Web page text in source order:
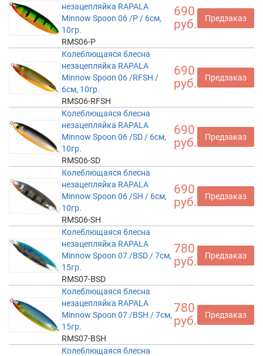
незацепляйка RAPALA
Minnow Spoon 06 /P / 6см,
10гр.
RMS06-P
690
руб.
Предзаказ
Колеблющаяся блесна
незацепляйка RAPALA
Minnow Spoon 06 /RFSH /
6см, 10гр.
RMS06-RFSH
690
руб.
Предзаказ
Колеблющаяся блесна
незацепляйка RAPALA
Minnow Spoon 06 /SD / 6см,
10гр.
RMS06-SD
690
руб.
Предзаказ
Колеблющаяся блесна
незацепляйка RAPALA
Minnow Spoon 06 /SH / 6см,
10гр.
RMS06-SH
690
руб.
Предзаказ
Колеблющаяся блесна
незацепляйка RAPALA
Minnow Spoon 07 /BSD / 7см,
15гр.
RMS07-BSD
780
руб.
Предзаказ
Колеблющаяся блесна
незацепляйка RAPALA
Minnow Spoon 07 /BSH / 7см,
15гр.
RMS07-BSH
780
руб.
Предзаказ
Колеблющаяся блесна